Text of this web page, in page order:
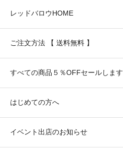
レッドバロウHOME
ご注文方法 【 送料無料 】
すべての商品５％OFFセールします
はじめての方へ
イベント出店のお知らせ